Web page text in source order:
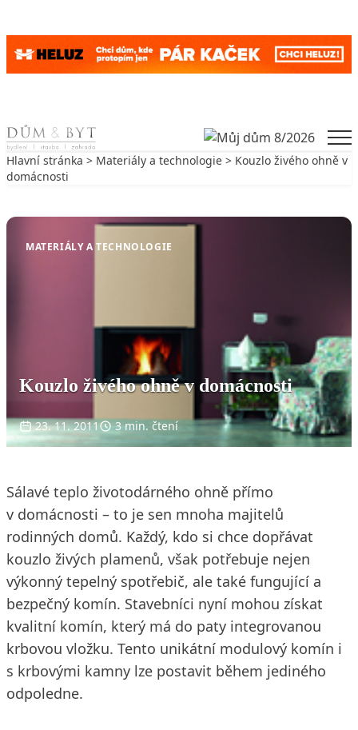
Skip to content
Hlavní stránka > Materiály a technologie > Kouzlo živého ohně v
domácnosti
MATERIÁLY A TECHNOLOGIE
Kouzlo živého ohně v domácnosti
23. 11. 2011 3 min. čtení
Sálavé teplo životodárného ohně přímo
v domácnosti – to je sen mnoha majitelů
rodinných domů. Každý, kdo si chce dopřávat
kouzlo živých plamenů, však potřebuje nejen
výkonný tepelný spotřebič, ale také fungující a
bezpečný komín. Stavebníci nyní mohou získat
kvalitní komín, který má do paty integrovanou
krbovou vložku. Tento unikátní modulový komín i
s krbovými kamny lze postavit během jediného
odpoledne.